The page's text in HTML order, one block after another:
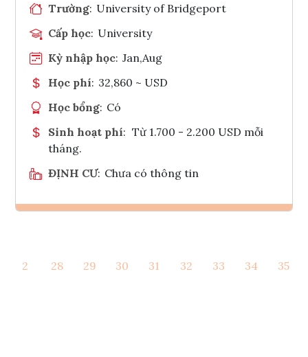
Trường: University of Bridgeport
Cấp học: University
Kỳ nhập học: Jan,Aug
Học phí: 32,860 ~ USD
Học bổng: Có
Sinh hoạt phí: Từ 1.700 - 2.200 USD mỗi
tháng.
ĐỊNH CƯ: Chưa có thông tin
Tham vấn Interlink
2 28 29 30 31 32 33 34 35